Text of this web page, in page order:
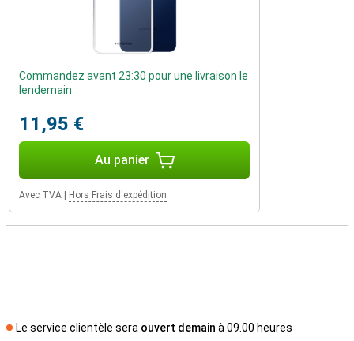
Commandez avant 23:30 pour une livraison le
lendemain
11,95 €
Au panier
Avec TVA Hors Frais d'expédition
Le service clientèle sera ouvert demain à 09.00 heures